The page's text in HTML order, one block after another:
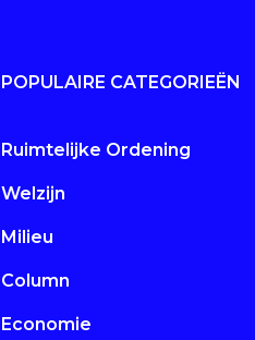
POPULAIRE CATEGORIEËN
Ruimtelijke Ordening
Welzijn
Milieu
Column
Economie